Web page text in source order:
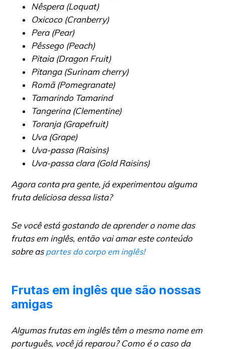
Nêspera (Loquat)
Oxicoco (Cranberry)
Pera (Pear)
Pêssego (Peach)
Pitaia (Dragon Fruit)
Pitanga (Surinam cherry)
Romã (Pomegranate)
Tamarindo Tamarind
Tangerina (Clementine)
Toranja (Grapefruit)
Uva (Grape)
Uva-passa (Raisins)
Uva-passa clara (Gold Raisins)
Agora conta pra gente, já experimentou alguma
fruta deliciosa dessa lista?
Se você está gostando de aprender o nome das
frutas em inglês, então vai amar este conteúdo
sobre as partes do corpo em inglês!
Frutas em inglês que são nossas
amigas
Algumas frutas em inglês têm o mesmo nome em
português, você já reparou? Como é o caso da